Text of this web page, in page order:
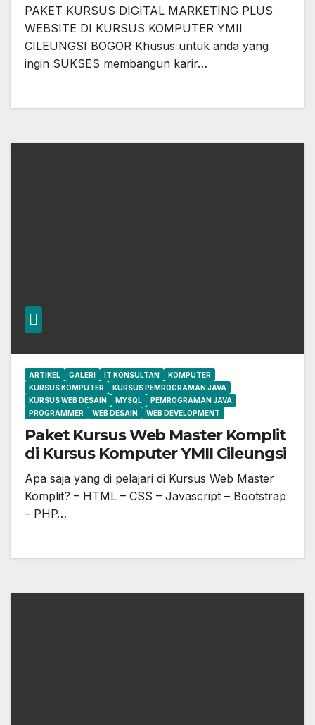
PAKET KURSUS DIGITAL MARKETING PLUS
WEBSITE DI KURSUS KOMPUTER YMII
CILEUNGSI BOGOR Khusus untuk anda yang
ingin SUKSES membangun karir…
ARTIKEL GALERI IT KONSULTAN
KOMPUTER
KURSUS KOMPUTER
KURSUS PEMROGRAMAN JAVA
KURSUS WEB DESAIN
MYSQL
PEMROGRAMAN JAVA
PROGRAMMER
WEB DESAIN WEB DEVELOPMENT
Paket Kursus Web Master Komplit
di Kursus Komputer YMII Cileungsi
Apa saja yang di pelajari di Kursus Web Master
Komplit? – HTML – CSS – Javascript – Bootstrap
– PHP…